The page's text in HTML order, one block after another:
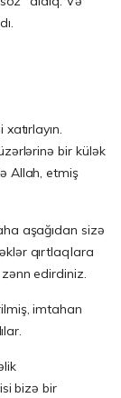
bir külək
Allah, etmiş
aşağıdan sizə
qırtlaqlara
edirdiniz.
imtahan
bizə bir